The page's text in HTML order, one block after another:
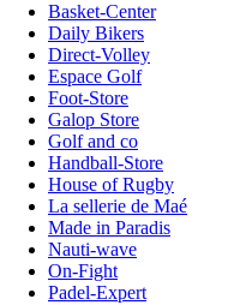
Basket-Center
Daily Bikers
Direct-Volley
Espace Golf
Foot-Store
Galop Store
Golf and co
Handball-Store
House of Rugby
La sellerie de Maé
Made in Paradis
Nauti-wave
On-Fight
Padel-Expert